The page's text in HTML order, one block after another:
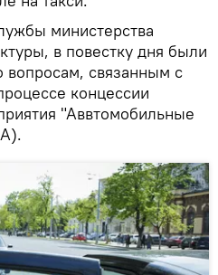
министерства
в повестку дня были
вопросам, связанным с
концессии
"Аввтомобильные